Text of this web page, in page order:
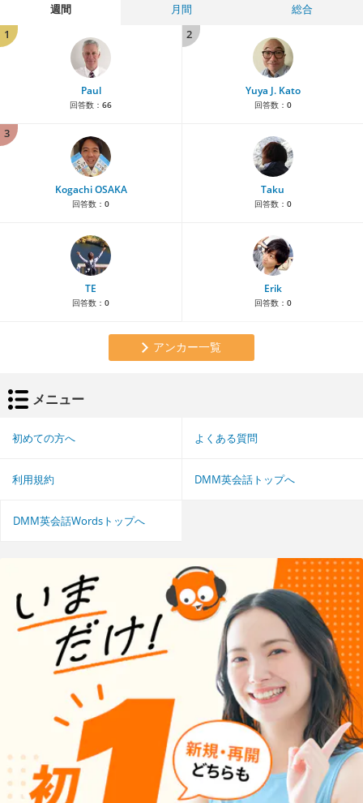
週間 月間
総合
1
Paul
回答数： 66
2
Yuya J. Kato
回答数： 0
3
Kogachi OSAKA
回答数： 0
Taku
回答数： 0
TE
回答数： 0
Erik
回答数： 0
アンカー一覧
メニュー
初めての方へ よくある質問
利用規約 DMM英会話トップへ
DMM英会話Wordsトップへ